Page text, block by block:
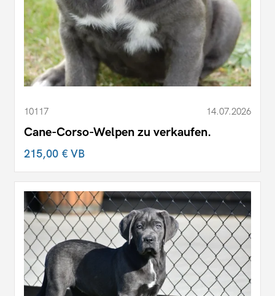
10117 14.07.2026
Cane-Corso-Welpen zu verkaufen.
215,00 €VB